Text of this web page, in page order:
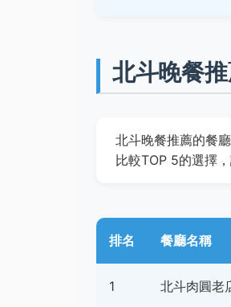
北斗晚餐
北斗晚餐推薦的餐
比較TOP 5的選擇
排名 餐廳名稱
1 北斗肉圓老